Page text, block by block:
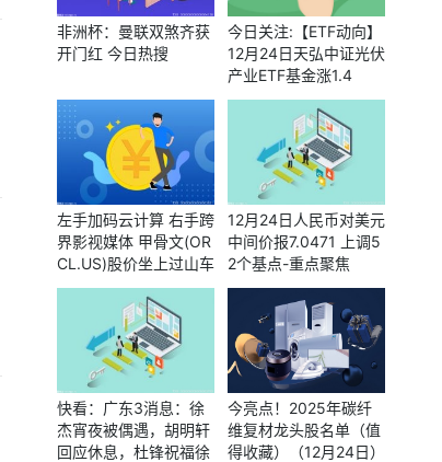
非洲杯：曼联双煞齐获
开门红 今日热搜
今日关注:【ETF动向】
12月24日天弘中证光伏
产业ETF基金涨1.4
9%，份额减少4500万
左手加码云计算 右手跨
界影视媒体 甲骨文(OR
CL.US)股价坐上过山车
今年振幅达191%-要闻
12月24日人民币对美元
中间价报7.0471 上调5
2个基点-重点聚焦
快看：广东3消息：徐
杰宵夜被偶遇，胡明轩
回应休息，杜锋祝福徐
今亮点！2025年碳纤
维复材龙头股名单（值
得收藏）（12月24日）